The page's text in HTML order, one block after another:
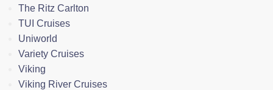
The Ritz Carlton
TUI Cruises
Uniworld
Variety Cruises
Viking
Viking River Cruises